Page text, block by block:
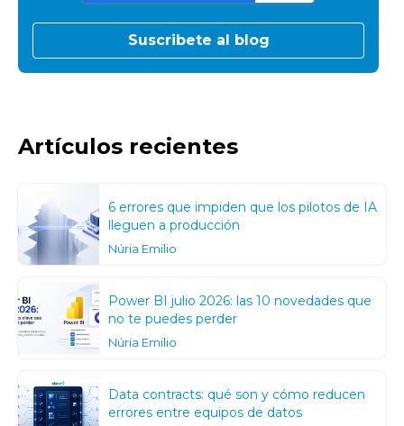
Artículos recientes
6 errores que impiden que los pilotos de IA
lleguen a producción
Núria Emilio
Power BI julio 2026: las 10 novedades que
no te puedes perder
Núria Emilio
Data contracts: qué son y cómo reducen
errores entre equipos de datos